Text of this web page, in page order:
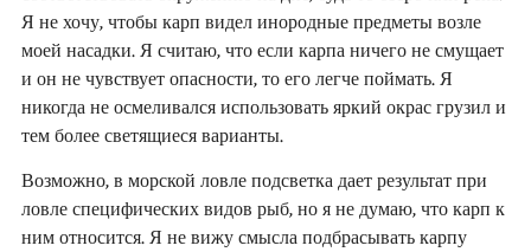
Я не хочу, чтобы карп видел инородные предметы возле
моей насадки. Я считаю, что если карпа ничего не смущает
и он не чувствует опасности, то его легче поймать. Я
никогда не осмеливался использовать яркий окрас грузил и
тем более светящиеся варианты.
Возможно, в морской ловле подсветка дает результат при
ловле специфических видов рыб, но я не думаю, что карп к
ним относится. Я не вижу смысла подбрасывать карпу